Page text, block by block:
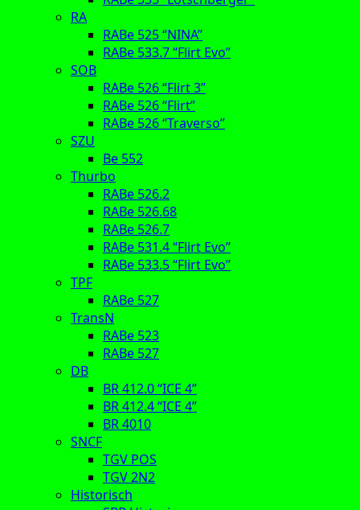
RA
RABe 525 “NINA”
RABe 533.7 “Flirt Evo”
SOB
RABe 526 “Flirt 3”
RABe 526 “Flirt”
RABe 526 “Traverso”
SZU
Be 552
Thurbo
RABe 526.2
RABe 526.68
RABe 526.7
RABe 531.4 “Flirt Evo”
RABe 533.5 “Flirt Evo”
TPF
RABe 527
TransN
RABe 523
RABe 527
DB
BR 412.0 “ICE 4”
BR 412.4 “ICE 4”
BR 4010
SNCF
TGV POS
TGV 2N2
Historisch